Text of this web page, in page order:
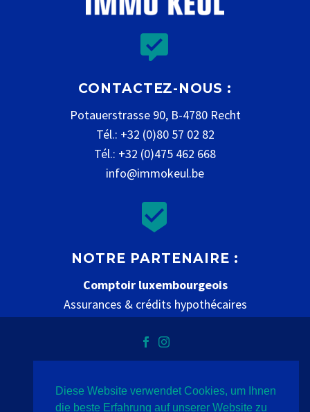


CONTACTEZ-NOUS :
Potauerstrasse 90, B-4780 Recht
Tél.: +32 (0)80 57 02 82
Tél.: +32 (0)475 462 668
info@immokeul.be


NOTRE PARTENAIRE :
Comptoir luxembourgeois
Assurances & crédits hypothécaires
Datenschutz Impressum Kontakt
Diese Website verwendet Cookies, um Ihnen
die beste Erfahrung auf unserer Website zu